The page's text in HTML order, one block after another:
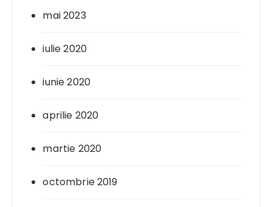
mai 2023
iulie 2020
iunie 2020
aprilie 2020
martie 2020
octombrie 2019